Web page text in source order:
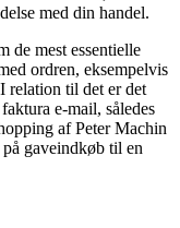
med din handel.
de mest essentielle
ordren, eksempelvis
relation til det er det
e-mail, således
af Peter Machin
gaveindkøb til en